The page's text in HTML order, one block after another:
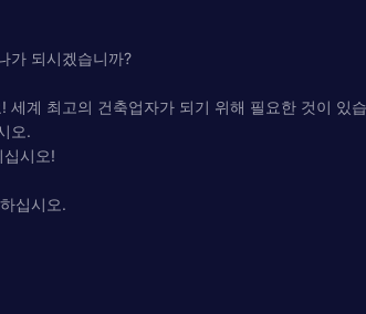
가 되시겠습니까?
계 최고의 건축업자가 되기 위해 필요한 것이
오.
시오!
십시오.